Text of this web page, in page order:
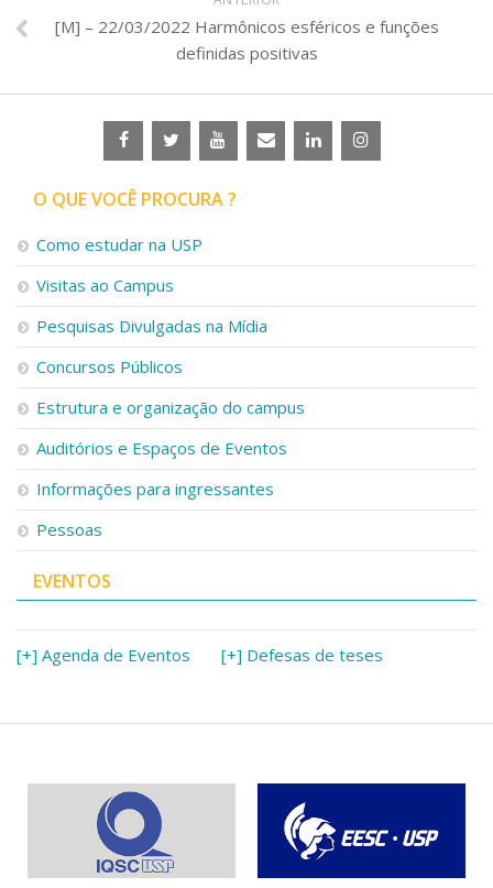
[M] – 22/03/2022 Harmônicos esféricos e funções
definidas positivas
O QUE VOCÊ PROCURA ?
Como estudar na USP
Visitas ao Campus
Pesquisas Divulgadas na Mídia
Concursos Públicos
Estrutura e organização do campus
Auditórios e Espaços de Eventos
Informações para ingressantes
Pessoas
EVENTOS
[+] Agenda de Eventos [+] Defesas de teses